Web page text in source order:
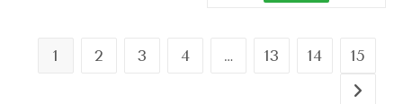
1 2 3 4 … 13 14 15